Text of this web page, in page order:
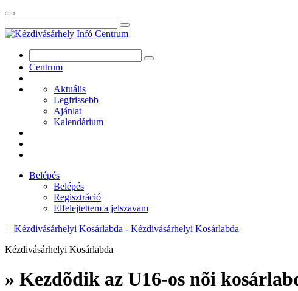
Centrum
Aktuális
Legfrissebb
Ajánlat
Kalendárium
Belépés
Belépés
Regisztráció
Elfelejtettem a jelszavam
Kézdivásárhelyi Kosárlabda
» Kezdõdik az U16-os nõi